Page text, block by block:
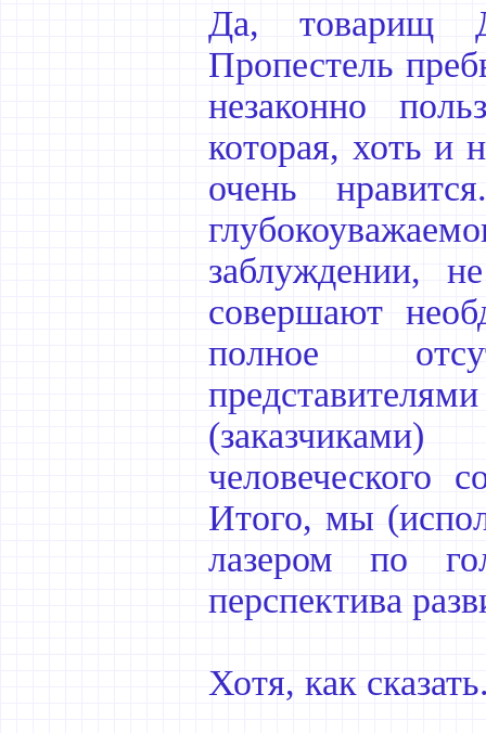
Да, товарищ
Пропестель
незаконно
которая, хоть и
очень
заблуждении,
совершают
полное
человеческого
Итого, мы
лазером по
перспектива
Хотя, как